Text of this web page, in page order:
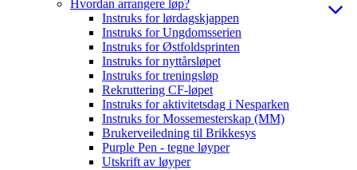
Hvordan arrangere løp?
Instruks for lørdagskjappen
Instruks for Ungdomsserien
Instruks for Østfoldsprinten
Instruks for nyttårsløpet
Instruks for treningsløp
Rekruttering CF-løpet
Instruks for aktivitetsdag i Nesparken
Instruks for Mossemesterskap (MM)
Brukerveiledning til Brikkesys
Purple Pen - tegne løyper
Utskrift av løyper